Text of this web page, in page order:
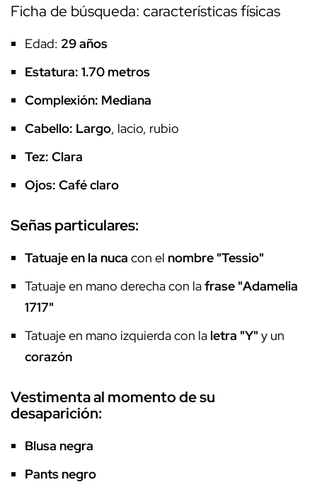
Ficha de búsqueda: características físicas
Edad: 29 años
Estatura: 1.70 metros
Complexión: Mediana
Cabello: Largo, lacio, rubio
Tez: Clara
Ojos: Café claro
Señas particulares:
Tatuaje en la nuca con el nombre "Tessio"
Tatuaje en mano derecha con lafrase "Adamelia
1717"
Tatuaje en mano izquierda con la letra "Y" y un
corazón
Vestimenta al momento de su
desaparición:
Blusa negra
Pants negro